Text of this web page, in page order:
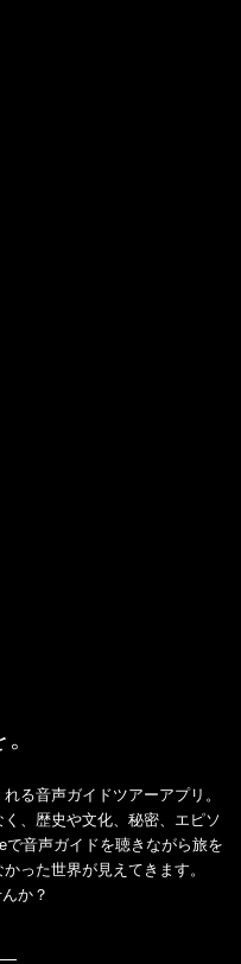
る音声ガイドツアーアプリ。
、歴史や文化、秘密、エピソ
音声ガイドを聴きながら旅を
った世界が見えてきます。
か？